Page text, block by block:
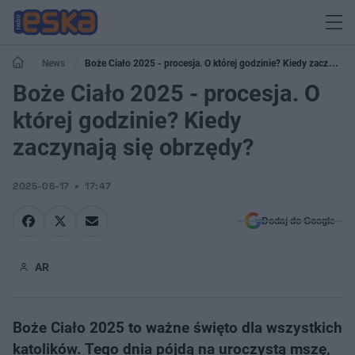
News
Boże Ciało 2025 - procesja. O której godzinie? Kiedy zaczynają
się obrzędy?
Boże Ciało 2025 - procesja. O
której godzinie? Kiedy
zaczynają się obrzędy?
2025-06-17 17:47
Dodaj do Google
AR
Boże Ciało 2025 to ważne święto dla wszystkich
katolików. Tego dnia pójdą na uroczystą mszę,